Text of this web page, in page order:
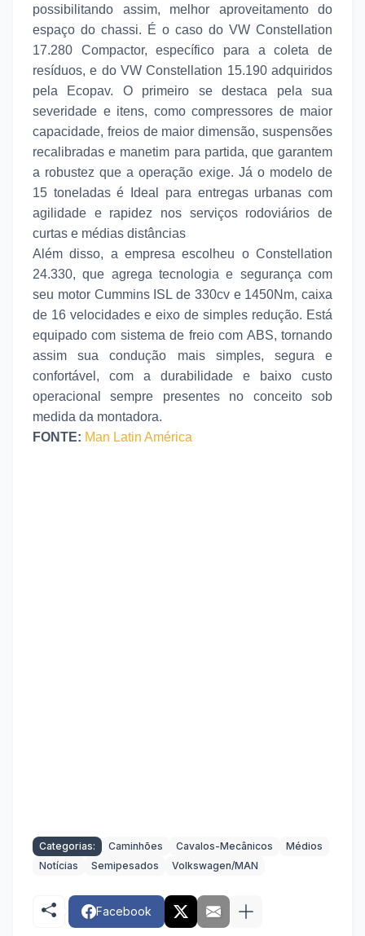
possibilitando assim, melhor aproveitamento do
espaço do chassi. É o caso do VW Constellation
17.280 Compactor, específico para a coleta de
resíduos, e do VW Constellation 15.190 adquiridos
pela Ecopav. O primeiro se destaca pela sua
severidade e itens, como compressores de maior
capacidade, freios de maior dimensão, suspensões
recalibradas e manetim para partida, que garantem
a robustez que a operação exige. Já o modelo de
15 toneladas é Ideal para entregas urbanas com
agilidade e rapidez nos serviços rodoviários de
curtas e médias distâncias
Além disso, a empresa escolheu o Constellation
24.330, que agrega tecnologia e segurança com
seu motor Cummins ISL de 330cv e 1450Nm, caixa
de 16 velocidades e eixo de simples redução. Está
equipado com sistema de freio com ABS, tornando
assim sua condução mais simples, segura e
confortável, com a durabilidade e baixo custo
operacional sempre presentes no conceito sob
medida da montadora.
FONTE: Man Latin América
Categorias: Caminhões Cavalos-Mecânicos
Médios
Notícias
Semipesados Volkswagen/MAN
Facebook